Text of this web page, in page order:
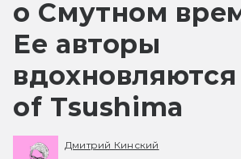
о Смутном
Ее авторы
of Tsushima
Дмитрий Кинский